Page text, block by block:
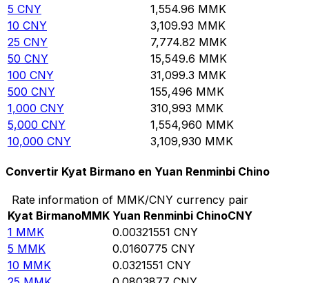
5 CNY 1,554.96 MMK
10 CNY 3,109.93 MMK
25 CNY 7,774.82 MMK
50 CNY 15,549.6 MMK
100 CNY 31,099.3 MMK
500 CNY 155,496 MMK
1,000 CNY 310,993 MMK
5,000 CNY 1,554,960 MMK
10,000 CNY 3,109,930 MMK
Convertir Kyat Birmano en Yuan Renminbi Chino
Rate information of MMK/CNY currency pair
Kyat BirmanoMMK Yuan Renminbi ChinoCNY
1 MMK 0.00321551 CNY
5 MMK 0.0160775 CNY
10 MMK 0.0321551 CNY